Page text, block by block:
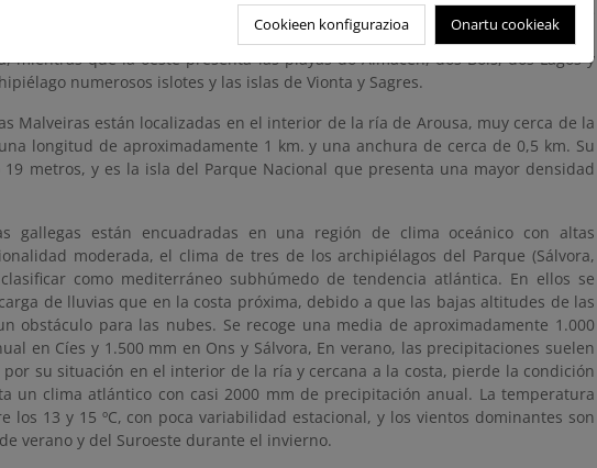
se encuentra a la entrada de la ría de Arousa. Su isla más grande es la de
2,5 kilómetros de largo y 1 de ancho. Su altitud máxima es de 73 metros.
mientras que la oeste presenta las playas do Almacén, dos Bois, dos Lagos y
numerosos islotes y las islas de Vionta y Sagres.
Malveiras están localizadas en el interior de la ría de Arousa, muy cerca de la
longitud de aproximadamente 1 km. y una anchura de cerca de 0,5 km. Su
metros, y es la isla del Parque Nacional que presenta una mayor densidad
gallegas están encuadradas en una región de clima oceánico con altas
moderada, el clima de tres de los archipiélagos del Parque (Sálvora,
como mediterráneo subhúmedo de tendencia atlántica. En ellos se
de lluvias que en la costa próxima, debido a que las bajas altitudes de las
obstáculo para las nubes. Se recoge una media de aproximadamente 1.000
en Cíes y 1.500 mm en Ons y Sálvora, En verano, las precipitaciones suelen
por su situación en el interior de la ría y cercana a la costa, pierde la condición
un clima atlántico con casi 2000 mm de precipitación anual. La temperatura
los 13 y 15 ºC, con poca variabilidad estacional, y los vientos dominantes son
verano y del Suroeste durante el invierno.
Cookieen konfigurazioa Onartu cookieak